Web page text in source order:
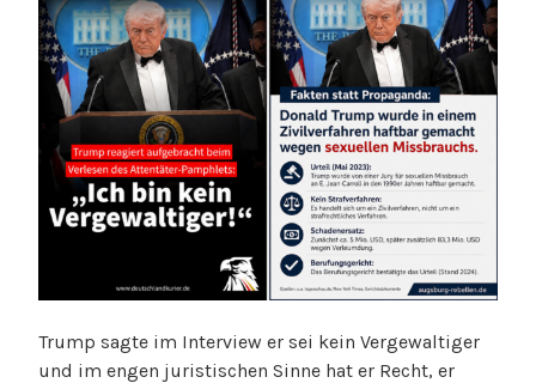
Trump sagte im Interview er sei kein Vergewaltiger
und im engen juristischen Sinne hat er Recht, er